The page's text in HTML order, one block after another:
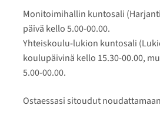
Monitoimihallin kuntosali
päivä kello 5.00-00.00.
Yhteiskoulu-lukion kuntosali
koulupäivinä kello 15.30-00.00,
5.00-00.00.
Ostaessasi sitoudut noudattamaan